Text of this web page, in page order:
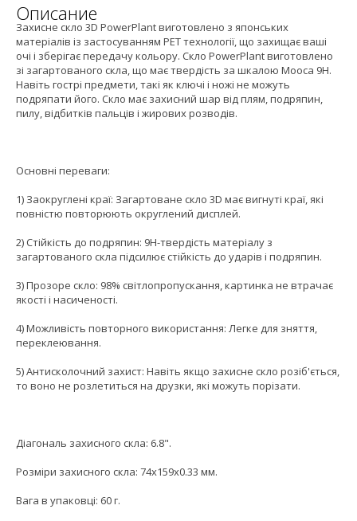
Описание
Захисне скло 3D PowerPlant виготовлено з японських
матеріалів із застосуванням PET технології, що захищає ваші
очі і зберігає передачу кольору. Скло PowerPlant виготовлено
зі загартованого скла, що має твердість за шкалою Мооса 9H.
Навіть гострі предмети, такі як ключі і ножі не можуть
подряпати його. Скло має захисний шар від плям, подряпин,
пилу, відбитків пальців і жирових розводів.
Основні переваги:
1) Заокруглені краї: Загартоване скло 3D має вигнуті краї, які
повністю повторюють округлений дисплей.
2) Стійкість до подряпин: 9H-твердість матеріалу з
загартованого скла підсилює стійкість до ударів і подряпин.
3) Прозоре скло: 98% світлопропускання, картинка не втрачає
якості і насиченості.
4) Можливість повторного використання: Легке для зняття,
переклеювання.
5) Антисколочний захист: Навіть якщо захисне скло розіб'ється,
то воно не розлетиться на друзки, які можуть порізати.
Діагональ захисного скла: 6.8".
Розміри захисного скла: 74x159x0.33 мм.
Вага в упаковці: 60 г.